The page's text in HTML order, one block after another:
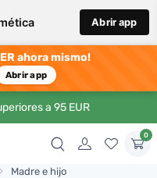
Abrir app
ahora mismo!
Abrir app
a 95 EUR
0
Madre e hijo